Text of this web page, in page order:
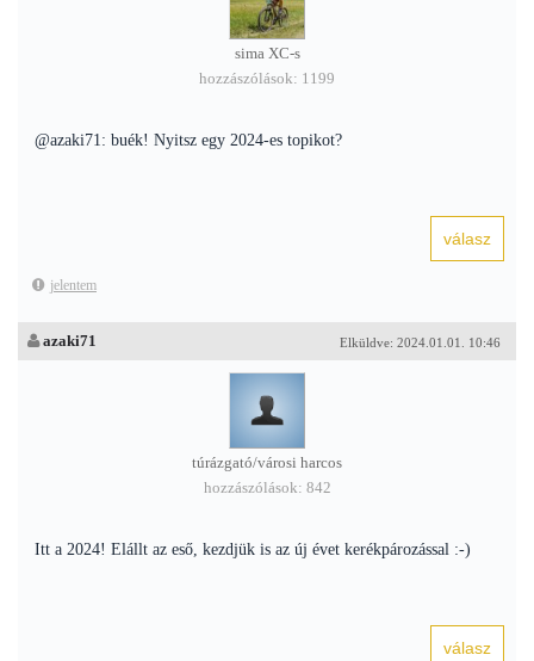
sima XC-s
hozzászólások: 1199
@azaki71: buék! Nyitsz egy 2024-es topikot?
jelentem
Elküldve: 2024.01.01. 10:46
azaki71
túrázgató/városi harcos
hozzászólások: 842
Itt a 2024! Elállt az eső, kezdjük is az új évet kerékpározással :-)